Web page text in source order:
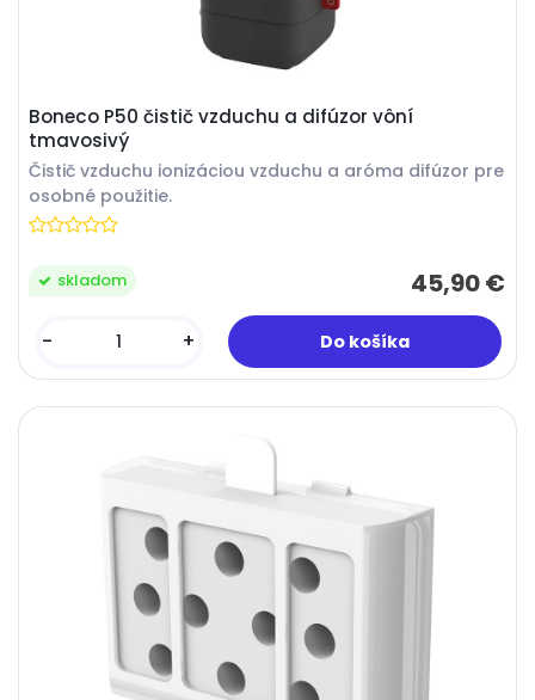
Boneco P50 čistič vzduchu a difúzor vôní
tmavosivý
Čistič vzduchu ionizáciou vzduchu a aróma difúzor pre
osobné použitie.
45,90 €
skladom
- +